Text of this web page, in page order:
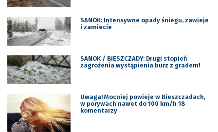
SANOK: Intensywne opady śniegu, zawieje
i zamiecie
SANOK / BIESZCZADY: Drugi stopień
zagrożenia wystąpienia burz z gradem!
Uwaga! Mocniej powieje w Bieszczadach,
w porywach nawet do 100 km/h 18
komentarzy